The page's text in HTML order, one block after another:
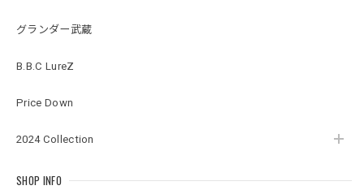
グランダー武蔵
B.B.C LureZ
Price Down
2024 Collection
SHOP INFO